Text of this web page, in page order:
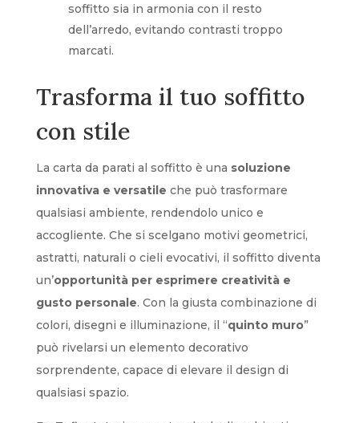
soffitto sia in armonia con il resto
dell’arredo, evitando contrasti troppo
marcati.
Trasforma il tuo soffitto
con stile
La carta da parati al soffitto è una soluzione
innovativa e versatile che può trasformare
qualsiasi ambiente, rendendolo unico e
accogliente. Che si scelgano motivi geometrici,
astratti, naturali o cieli evocativi, il soffitto diventa
un’opportunità per esprimere creatività e
gusto personale. Con la giusta combinazione di
colori, disegni e illuminazione, il “quinto muro”
può rivelarsi un elemento decorativo
sorprendente, capace di elevare il design di
qualsiasi spazio.